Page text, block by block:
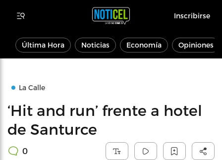
Inscribirse
Última Hora Noticias Economía Opiniones
La Calle
‘Hit and run’ frente a hotel
de Santurce
0